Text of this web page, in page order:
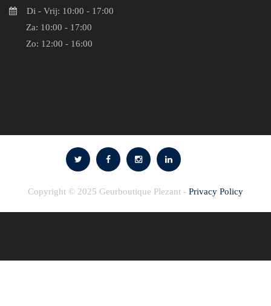
Di - Vrij: 10:00 - 17:00
Za: 10:00 - 17:00
Zo: 12:00 - 16:00
Copyright © 2025 Geurboutique Plezant - Privacy Policy